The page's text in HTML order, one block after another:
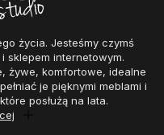
życia. Jesteśmy czymś
sklepem internetowym.
żywe, komfortowe, idealne
je pięknymi meblami i
posłużą na lata.